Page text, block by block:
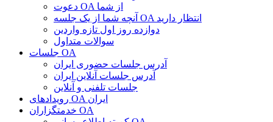
دعوت OA از شما
آنچه شما از یک جلسه OA انتظار دارید
دوازده روز اول تازه واردین
سوالات متداول
جلسات OA
آدرس جلسات حضوری ایران
آدرس جلسات آنلاین ایران
جلسات تلفنی و آنلاین
رویدادهای OA ایران
خدمتگزاران OA